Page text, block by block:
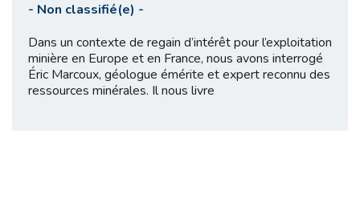
- Non classifié(e) -
Dans un contexte de regain d’intérêt pour l’exploitation
minière en Europe et en France, nous avons interrogé
Éric Marcoux, géologue émérite et expert reconnu des
ressources minérales. Il nous livre